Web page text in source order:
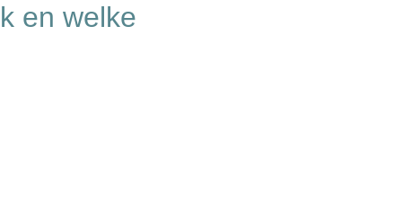
en welke